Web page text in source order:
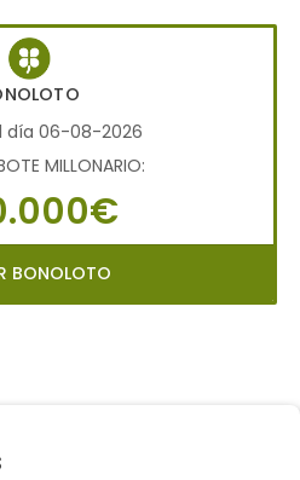
día 06-08-2026
MILLONARIO:
BONOLOTO